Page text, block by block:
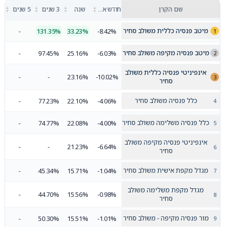
שם הקרן ▲
▼ שנה ▲
▼ 3 שנים ▲
▼ 5 שנים ▲
▼
מיטב פנסיה כללית משולב סחיר -8.42%
33.23%
131.35%
-
מיטב פנסיה מקיפה משולב סחיר -6.03%
25.16%
97.45%
-
אינפיניטי פנסיה כללית משולב
סחיר
-10.02%
23.16%
-
-
כלל פנסיה משולב סחיר -4.06%
22.10%
77.23%
-
כלל פנסיה משלימה משולב סחיר -4.00%
22.08%
74.77%
-
אינפיניטי פנסיה מקיפה משולב
סחיר
-6.64%
21.23%
-
-
מגדל מקפת אישית משולב סחיר -1.04%
15.71%
45.34%
-
מגדל מקפת משלימה משולב
סחיר
-0.98%
15.56%
44.70%
-
מור פנסיה מקיפה - משולב סחיר -1.01%
15.51%
50.30%
-